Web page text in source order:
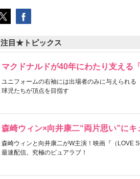
注目★トピックス
マクドナルドが40年にわたり支える
ユニフォームの右袖には出場者のみに与えられ
球児たちが頂点を目指す
森崎ウィン×向井康二“両片思い”にキ
森崎ウィンと向井康二がW主演！映画『（LOVE
最速配信。究極のピュアラブ！